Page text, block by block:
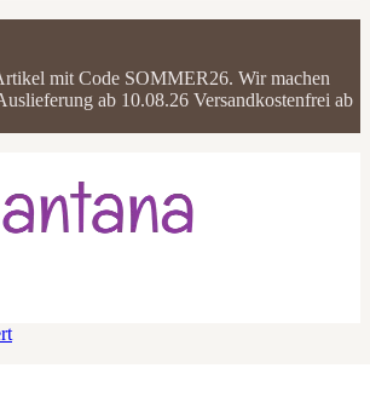
mit Code SOMMER26. Wir machen
ab 10.08.26 Versandkostenfrei ab